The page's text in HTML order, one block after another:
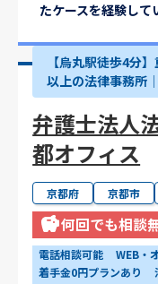
たケースを経験して
【烏丸駅徒歩4分
以上の法律事務所
弁護士法人
都オフィス
京都府 京都市
何回でも相談
電話相談可能 WEB・
着手金0円プランあり